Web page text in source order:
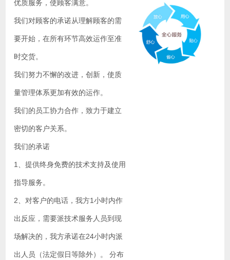
优质服务，使顾客满意。
我们对顾客的承诺从理解顾客的需
要开始，在所有环节高效运作至准
时交货。
我们努力不懈的改进，创新，使质
量管理体系更加有效的运作。
我们的员工协力合作，致力于建立
密切的客户关系。
我们的承诺
1、提供终身免费的技术支持及使用
指导服务。
2、对客户的电话，我方1小时内作
出反应，需要派技术服务人员到现
场解决的，我方承诺在24小时内派
出人员（法定假日等除外）。 分布